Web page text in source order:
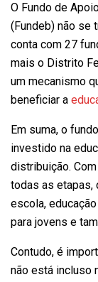
O Fundo de
(Fundeb) não se
conta com 27
mais o Distrito
um mecanismo
beneficiar a
Em suma, o
investido na
distribuição.
todas as etapas,
escola,
para jovens e
Contudo, é
não está incluso